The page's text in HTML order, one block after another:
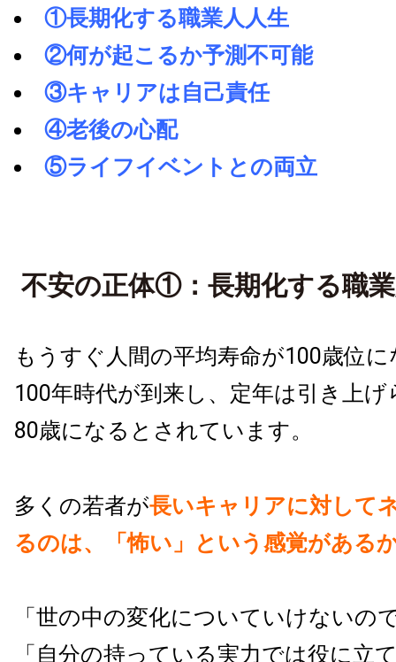
①長期化する職業人人生
②何が起こるか予測不可能
③キャリアは自己責任
④老後の心配
⑤ライフイベントとの両立
不安の正体①：長期化する職
もうすぐ人間の平均寿命が100歳位
100年時代が到来し、定年は引き上げ
80歳になるとされています。
多くの若者が長いキャリアに対して
るのは、「怖い」という感覚がある
「世の中の変化についていけないの
「自分の持っている実力では役に立